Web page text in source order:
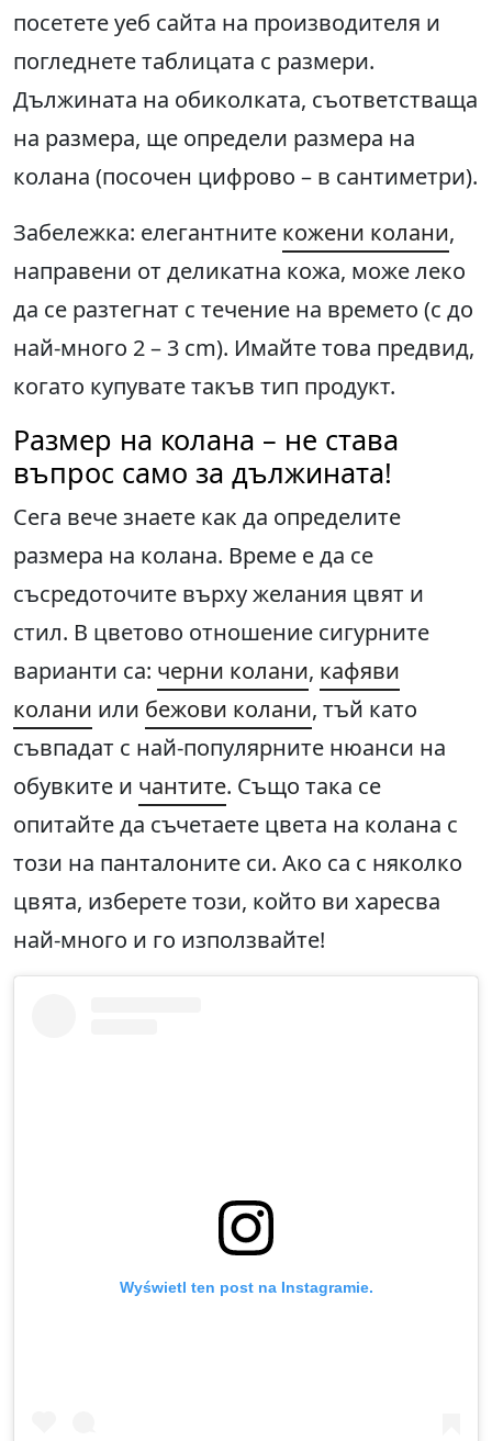
посетете уеб сайта на производителя и
погледнете таблицата с размери.
Дължината на обиколката, съответстваща
на размера, ще определи размера на
колана (посочен цифрово – в сантиметри).
Забележка: елегантните кожени колани,
направени от деликатна кожа, може леко
да се разтегнат с течение на времето (с до
най-много 2 – 3 cm). Имайте това предвид,
когато купувате такъв тип продукт.
Размер на колана – не става
въпрос само за дължината!
Сега вече знаете как да определите
размера на колана. Време е да се
съсредоточите върху желания цвят и
стил. В цветово отношение сигурните
варианти са: черни колани, кафяви
колани или бежови колани, тъй като
съвпадат с най-популярните нюанси на
обувките и чантите. Също така се
опитайте да съчетаете цвета на колана с
този на панталоните си. Ако са с няколко
цвята, изберете този, който ви харесва
най-много и го използвайте!
Wyświetl ten post na Instagramie.